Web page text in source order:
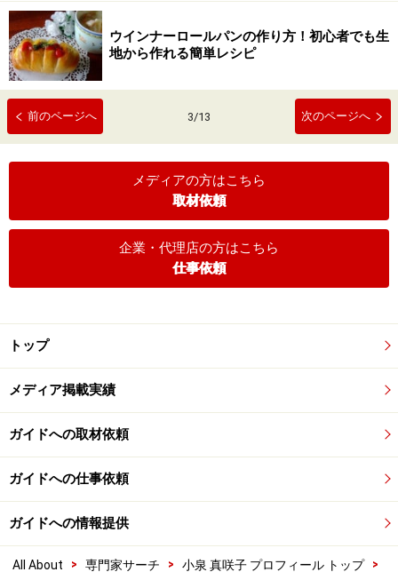
ウインナーロールパンの作り方！初心者でも生
地から作れる簡単レシピ
前のページへ 3/13 次のページへ
メディアの方はこちら
取材依頼
企業・代理店の方はこちら
仕事依頼
トップ
メディア掲載実績
ガイドへの取材依頼
ガイドへの仕事依頼
ガイドへの情報提供
All About > 専門家サーチ > 小泉 真咲子 プロフィール トップ >